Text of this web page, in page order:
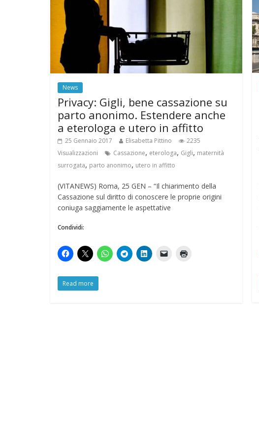
News
Privacy: Gigli, bene cassazione su
parto anonimo. Estendere anche
a eterologa e utero in affitto
25 Gennaio 2017 Elisabetta Pittino
2235
Visualizzazioni
Cassazione, eterologa, Gigli, maternità
surrogata, parto anonimo, utero in affitto
(VITANEWS) Roma, 25 GEN – “Il chiarimento della
Cassazione sul diritto di conoscere le proprie origini
coniuga saggiamente le aspettative
Condividi:
Read more